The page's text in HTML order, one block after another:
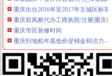
重庆双凤桥代办工商执照/注册|重庆列
重庆市区装修时间
重庆扫地机年底低价促销金和洁力—
渝开发：2008年半年度报告_股票频道
渝开发（000514）公告正文_财经_凤
[公告]渝开发：拟转让重庆渝开发珊
重庆渝北双凤桥工商年检代办公司|重